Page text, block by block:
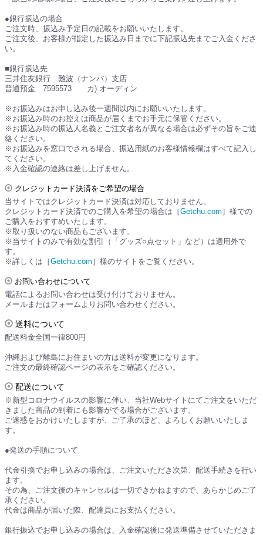
●銀行振込の場合
ご注文時、振込み予定日の記載をお願いいたします。
ご注文後、お客様が指定した振込み日までに下記振込先までご入金くださ
い。
■銀行振込先
三井住友銀行 難波（ナンバ）支店
普通預金 7595573 カ) オーディン
※お振込みはお申し込み後一週間以内にお願いいたします。
※お振込み時のお控えは商品が届くまでお手元に保管ください。
※お振込み時の振込人名義とご注文者名が異なる場合は必ずその旨をご連
絡ください。
※お振込みを窓口でされる場合、振込用紙のお客様情報欄はすべて記入し
てください。
※入金確認の連絡は差し上げません。
クレジットカード決済をご希望の場合
当サイトではクレジットカード決済は対応しておりません。
クレジットカード決済でのご購入を希望の場合は［Getchu.com ］様での
ご購入をおすすめいたします。
※取り扱いのない商品もございます。
※当サイトのみで有効な割引（「グッズ○点セット」など）は適用外で
す。
※詳しくは［Getchu.com ］様のサイトをご覧ください。
お問い合わせについて
電話によるお問い合わせは受け付けておりません。
メールまたはフォームよりお問い合わせください。
送料について
配送料金全国一律800円
沖縄および離島にお住まいの方は送料が変更になります。
ご注文の最終確認ページの表示をご確認ください。
配送について
※新型コロナウイルスの影響に伴い、当社Webサイトにてご注文をいただ
きました商品の到着にも影響がでる場合がございます。
ご迷惑をおかけいたしますが、ご了承のほど、よろしくお願いいたしま
す。
●発送の手順について
代金引換でお申し込みの場合は、ご注文いただき次第、配送手続きを行い
ます。
その為、ご注文後のキャンセルは一切できかねますので、あらかじめご了
承ください。
代金は商品が届いた際、配達員にお支払ください。
銀行振込でお申し込みの場合は、入金確認後に発送準備させていただきま